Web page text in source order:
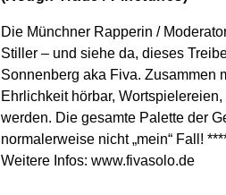
Die Münchner Rapperin /
Stiller – und siehe da, dieses
Sonnenberg aka Fiva. Zusammen
Ehrlichkeit hörbar,
werden. Die gesamte Palette der
normalerweise nicht „mein“ Fall!
Weitere Infos: www.fivasolo.de